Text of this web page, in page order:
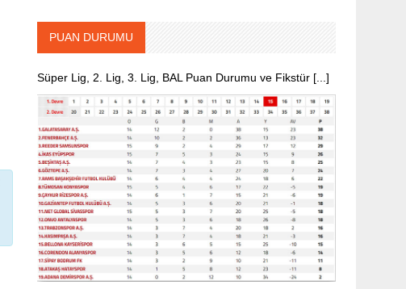
PUAN DURUMU
Süper Lig, 2. Lig, 3. Lig, BAL Puan Durumu ve Fikstür [...]